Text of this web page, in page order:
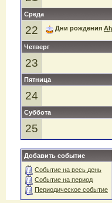
Среда
22 Дни рождения
Четверг
23
Пятница
24
Суббота
25
Добавить событие
Событие на весь день
Событие на период
Периодическое событие